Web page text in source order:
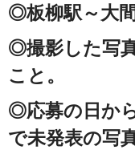
◎板柳駅～大
◎撮影した写
こと。
◎応募の日か
で未発表の写